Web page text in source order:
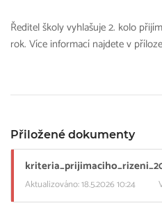
Ředitel školy vyhlašuje 2. kolo
rok. Více informací najdete v
Přiložené dokumenty
Aktualizováno: 18.5.2026 10:24